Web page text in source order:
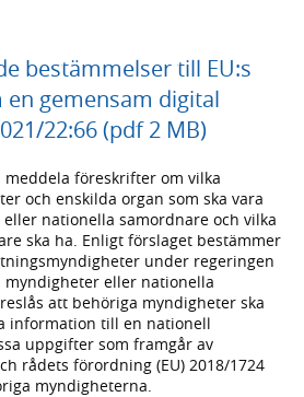
bestämmelser till EU:s
gemensam digital
22:66 (pdf 2 MB)
meddela föreskrifter om vilka
och enskilda organ som ska vara
nationella samordnare och vilka
ska ha. Enligt förslaget bestämmer
under regeringen
myndigheter eller nationella
att behöriga myndigheter ska
information till en nationell
uppgifter som framgår av
rådets förordning (EU) 2018/1724
myndigheterna.